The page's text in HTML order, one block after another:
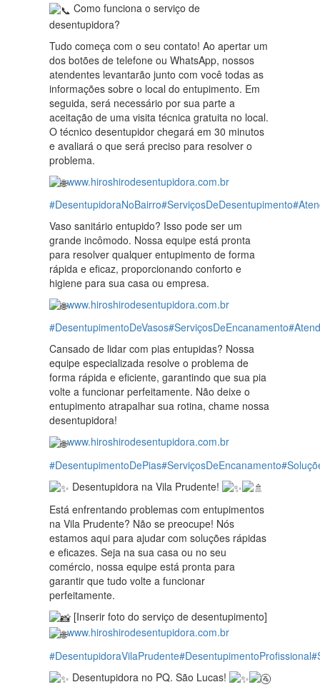
Como funciona o serviço de
desentupidora?
Tudo começa com o seu contato! Ao apertar um
dos botões de telefone ou WhatsApp, nossos
atendentes levantarão junto com você todas as
informações sobre o local do entupimento. Em
seguida, será necessário por sua parte a
aceitação de uma visita técnica gratuita no local.
O técnico desentupidor chegará em 30 minutos
e avaliará o que será preciso para resolver o
problema.
www.hiroshirodesentupidora.com.br
#DesentupidoraNoBairro#ServiçosDeDesentupimento
Vaso sanitário entupido? Isso pode ser um
grande incômodo. Nossa equipe está pronta
para resolver qualquer entupimento de forma
rápida e eficaz, proporcionando conforto e
higiene para sua casa ou empresa.
www.hiroshirodesentupidora.com.br
#DesentupimentoDeVasos#ServiçosDeEncanamento
Cansado de lidar com pias entupidas? Nossa
equipe especializada resolve o problema de
forma rápida e eficiente, garantindo que sua pia
volte a funcionar perfeitamente. Não deixe o
entupimento atrapalhar sua rotina, chame nossa
desentupidora!
www.hiroshirodesentupidora.com.br
#DesentupimentoDePias#ServiçosDeEncanamento
Desentupidora na Vila Prudente!
Está enfrentando problemas com entupimentos
na Vila Prudente? Não se preocupe! Nós
estamos aqui para ajudar com soluções rápidas
e eficazes. Seja na sua casa ou no seu
comércio, nossa equipe está pronta para
garantir que tudo volte a funcionar
perfeitamente.
[Inserir foto do serviço de desentupimento]
www.hiroshirodesentupidora.com.br
#DesentupidoraVilaPrudente#DesentupimentoProfissional
Desentupidora no PQ. São Lucas!